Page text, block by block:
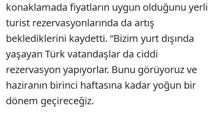
konaklamada fiyatların uygun olduğunu yerli
turist rezervasyonlarında da artış
beklediklerini kaydetti. “Bizim yurt dışında
yaşayan Türk vatandaşlar da ciddi
rezervasyon yapıyorlar. Bunu görüyoruz ve
haziranın birinci haftasına kadar yoğun bir
dönem geçireceğiz.